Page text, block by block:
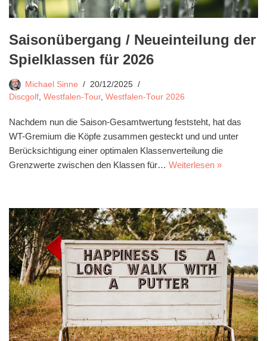
Saisonübergang / Neueinteilung der
Spielklassen für 2026
Michael Sinne
20/12/2025
Discgolf, Westfalen-Tour, Westfalen-Tour 2026
Nachdem nun die Saison-Gesamtwertung feststeht, hat das
WT-Gremium die Köpfe zusammen gesteckt und und unter
Berücksichtigung einer optimalen Klassenverteilung die
Grenzwerte zwischen den Klassen für… Weiterlesen »